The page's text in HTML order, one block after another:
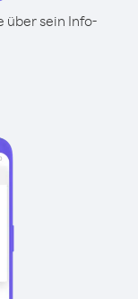
über sein Info-